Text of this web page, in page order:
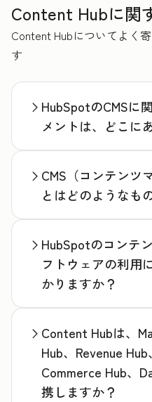
Content Hubに関
Content Hubについてよく
す
HubSpotのCMSに
メントは、どこに
CMS（コンテンツ
とはどのようなも
HubSpotのコンテ
フトウェアの利用
かりますか？
Content Hubは、
Hub、Revenue Hub
Commerce Hub、
携しますか？